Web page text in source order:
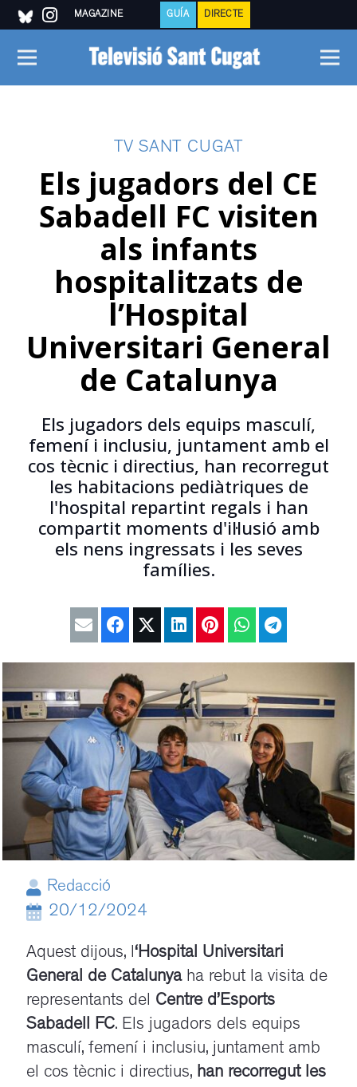
MAGAZINE GUÍA DIRECTE
TV SANT CUGAT
Els jugadors del CE
Sabadell FC visiten
als infants
hospitalitzats de
l’Hospital
Universitari General
de Catalunya
Els jugadors dels equips masculí,
femení i inclusiu, juntament amb el
cos tècnic i directius, han recorregut
les habitacions pediàtriques de
l'hospital repartint regals i han
compartit moments d'il·lusió amb
els nens ingressats i les seves
famílies.
Redacció
20/12/2024
Aquest dijous, l‘Hospital Universitari
General de Catalunyaha rebut la visita de
representants del Centre d’Esports
Sabadell FC. Els jugadors dels equips
masculí, femení i inclusiu, juntament amb
el cos tècnic i directius, han recorregut les